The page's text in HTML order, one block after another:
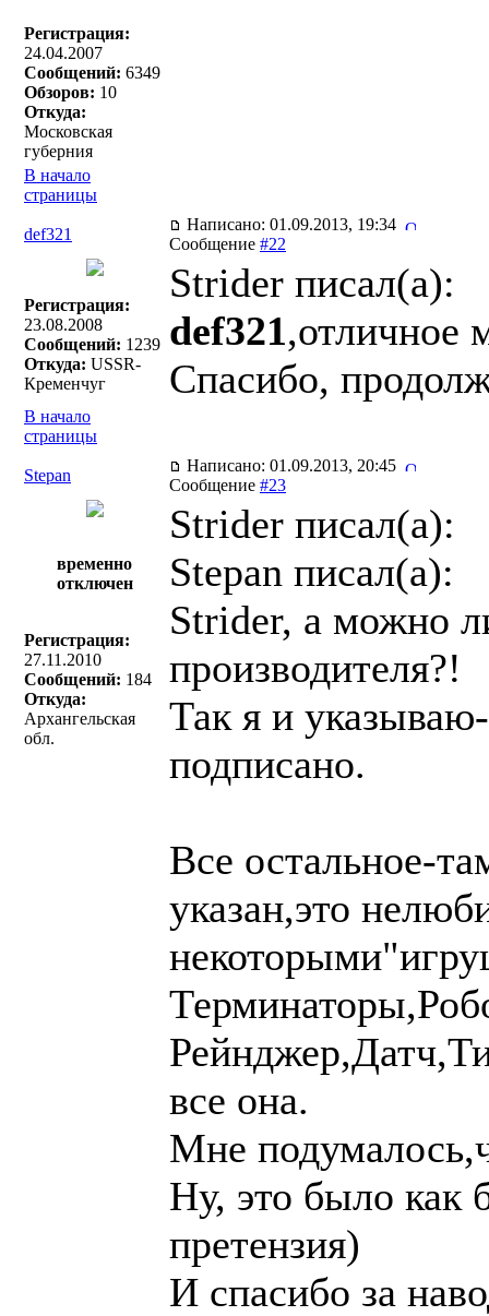
Регистрация:
24.04.2007
Сообщений: 6349
Обзоров: 10
Откуда:
Московская
губерния
В начало
страницы
def321
Написано: 01.09.2013, 19:34
Сообщение #22
Регистрация:
23.08.2008
Сообщений: 1239
Откуда: USSR-
Кременчуг
Strider писал(a):
def321,отличное
Спасибо,
В начало
страницы
Stepan
Написано: 01.09.2013, 20:45
Сообщение #23
временно
отключен
Регистрация:
27.11.2010
Сообщений: 184
Откуда:
Архангельская
обл.
Strider писал(a):
Stepan писал(a):
Strider, а можно
производителя?!
Так я и указываю-
подписано.
Все остальное-
указан,это
все она.
Мне
Ну, это было как
претензия)
И спасибо за